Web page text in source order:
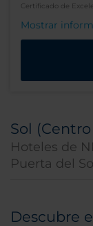
Certificado de
Mostrar
Sol
Hoteles de
Puerta del
Descubre